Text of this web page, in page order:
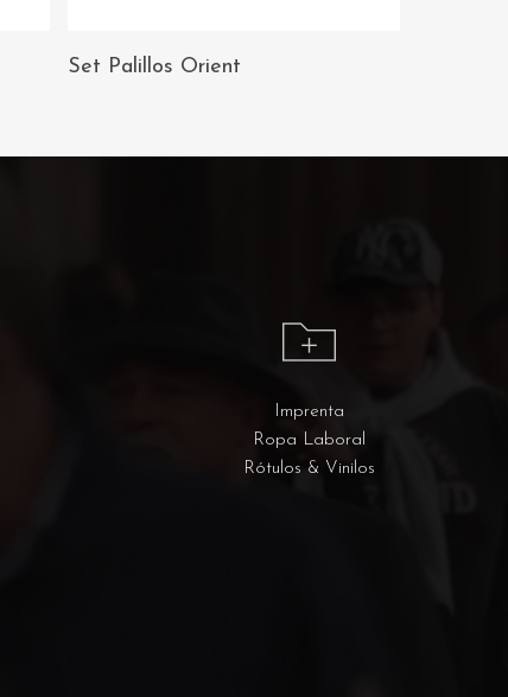
AÑADIR AL
Set Palillos Orient
Imprenta
Ropa Laboral
Rótulos & Vinilos